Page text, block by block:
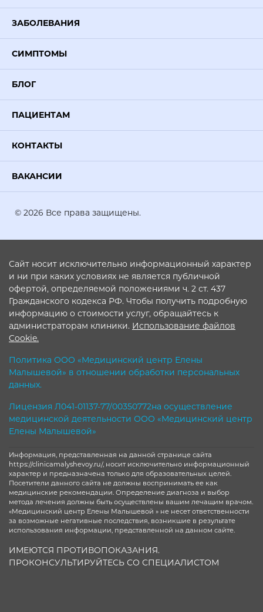
ЗАБОЛЕВАНИЯ
СИМПТОМЫ
БЛОГ
ПАЦИЕНТАМ
КОНТАКТЫ
ВАКАНСИИ
© 2026 Все права защищены.
Сайт носит исключительно информационный характер
и ни при каких условиях не является публичной
офертой, определяемой положениями ч. 2 ст. 437
Гражданского кодекса РФ. Чтобы получить подробную
информацию о стоимости услуг, обращайтесь к
администраторам клиники. Использование файлов
Cookie.
Политика ООО «Медицинский центр Елены
Малышевой» в отношении обработки персональных
данных.
Лицензия Л041-01137-77/00350772на осуществление
медицинской деятельности ООО «Медицинский центр
Елены Малышевой»
Информация, представленная на данной странице сайта
https://clinicamalyshevoy.ru/, носит исключительно информационный
характер и предназначена только для образовательных целей.
Посетители данного сайта не должны воспринимать ее как
медицинские рекомендации. Определение диагноза и выбор
метода лечения должны быть осуществлены вашим лечащим врачом.
«Медицинский центр Елены Малышевой » не несет ответственности
за возможные негативные последствия, возникшие в результате
использования информации, представленной на данном сайте.
ИМЕЮТСЯ ПРОТИВОПОКАЗАНИЯ.
ПРОКОНСУЛЬТИРУЙТЕСЬ СО СПЕЦИАЛИСТОМ